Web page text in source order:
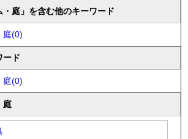
・庭」を含む他のキーワード
庭(0)
ード
庭(0)
庭